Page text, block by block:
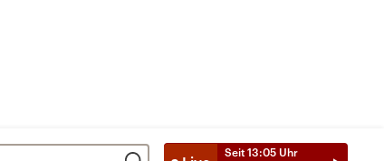
Seit 13:05 Uhr